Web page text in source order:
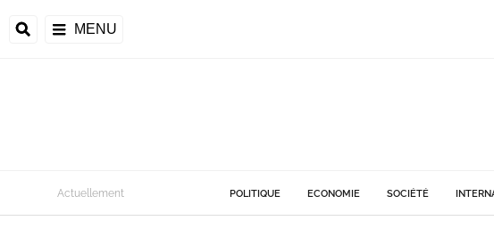
MENU
Actuellement POLITIQUE ECONOMIE SOCIÉTÉ